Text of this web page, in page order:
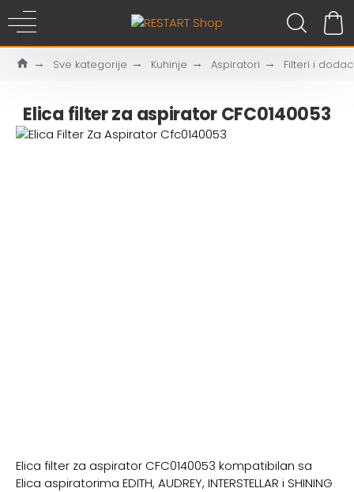
Sve kategorije Kuhinje Aspiratori Filteri i
Elica filter za aspirator CFC0140053
Elica filter za aspirator CFC0140053 kompatibilan sa
Elica aspiratorima EDITH, AUDREY, INTERSTELLAR i SHINING